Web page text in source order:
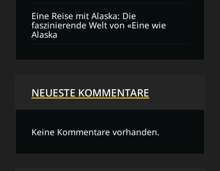
Eine Reise mit Alaska: Die
faszinierende Welt von «Eine wie
Alaska
NEUESTE KOMMENTARE
Keine Kommentare vorhanden.